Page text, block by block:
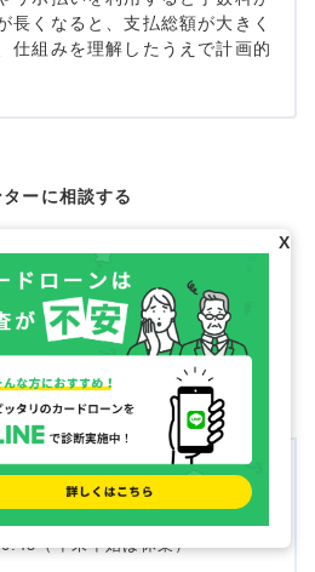
長くなると、支払総額が大きく
仕組みを理解したうえで計画的
ーに相談する
払えない事情がある場合は、ドコ
テレ債権回収株式会社）に問い合
、dカード専用チャット
（24時間365
せられます。
。
ー
（年末年始は休業）
X